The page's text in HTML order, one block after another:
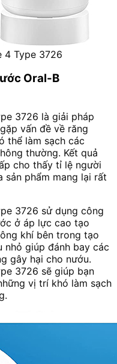
4 Type 3726
Oral-B
3726 là giải pháp
vấn đề về răng
thể làm sạch các
thường. Kết quả
cho thấy tỉ lệ người
sản phẩm mang lại rất
3726 sử dụng công
ở áp lực cao tạo
khí bên trong tạo
nhỏ giúp đánh bay các
gây hại cho nướu.
3726 sẽ giúp bạn
vị trí khó làm sạch